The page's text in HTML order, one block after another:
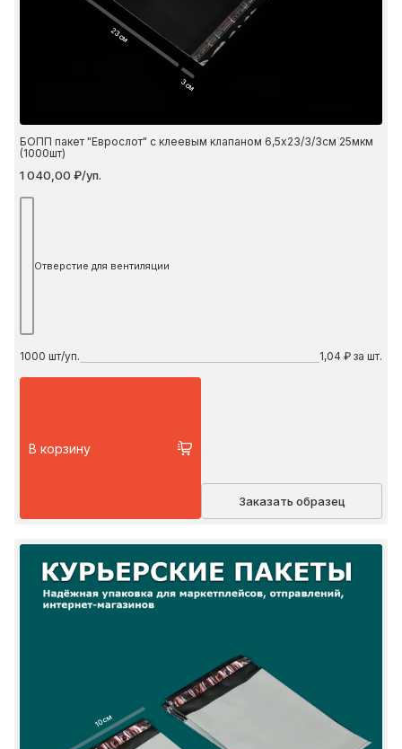
23 см
3 см
БОПП пакет "Еврослот" с клеевым клапаном 6,5х23/3/3см 25мкм
(1000шт)
1 040,00 ₽/уп.
Отверстие для вентиляции
1000 шт/уп. 1,04 ₽ за шт.
В корзину
Заказать образец
10 см